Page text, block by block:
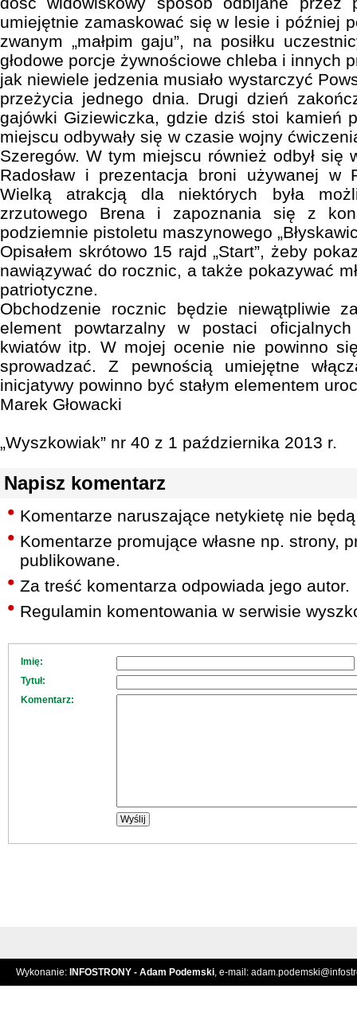
umiejętnie zamaskować się w lesie i później
zwanym „małpim gaju”, na posiłku
głodowe porcje żywnościowe chleba i innych
jak niewiele jedzenia musiało wystarczyć
przeżycia jednego dnia. Drugi dzień
gajówki Giziewiczka, gdzie dziś stoi kamień
miejscu odbywały się w czasie wojny
Szeregów. W tym miejscu również odbył się
Radosław i prezentacja broni używanej w
Wielką atrakcją dla niektórych była
zrzutowego Brena i zapoznania się z
podziemnie pistoletu maszynowego
Opisałem skrótowo 15 rajd „Start”, żeby
nawiązywać do rocznic, a także pokazywać
patriotyczne.
Obchodzenie rocznic będzie niewątpliwie
element powtarzalny w postaci oficjalnych
kwiatów itp. W mojej ocenie nie powinno
sprowadzać. Z pewnością umiejętne
inicjatywy powinno być stałym elementem
Marek Głowacki
„Wyszkowiak” nr 40 z 1 października 2013 r.
Napisz komentarz
Komentarze naruszające netykietę nie
Komentarze promujące własne np. strony,
publikowane.
Za treść komentarza odpowiada jego autor.
Regulamin komentowania w serwisie
Imię:
Tytuł:
Komentarz:
Wykonanie: INFOSTRONY - Adam Podemski, e-mail: